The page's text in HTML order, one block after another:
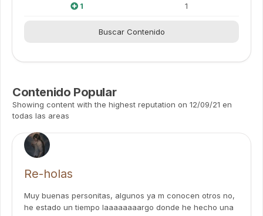
1 1
Buscar Contenido
Contenido Popular
Showing content with the highest reputation on 12/09/21 en
todas las areas
Re-holas
Muy buenas personitas, algunos ya m conocen otros no,
he estado un tiempo laaaaaaaargo donde he hecho una